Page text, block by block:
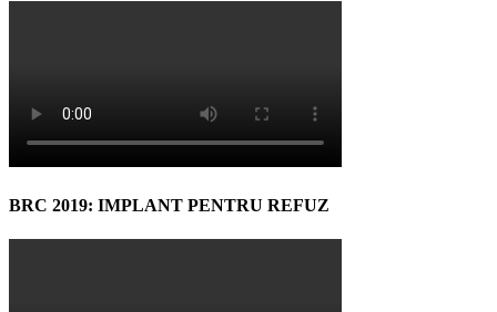
BRC 2019: IMPLANT PENTRU REFUZ